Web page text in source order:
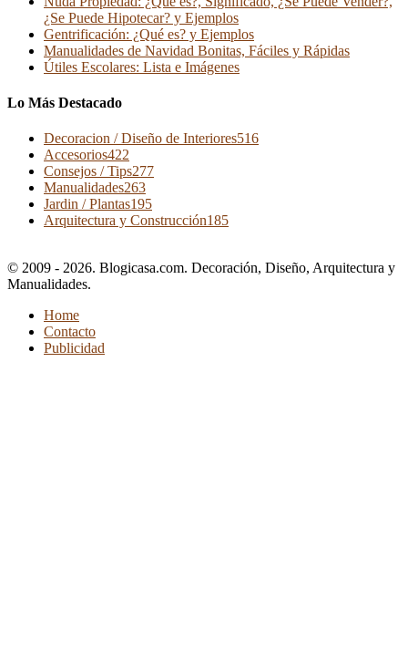
¿Se Puede Hipotecar? y Ejemplos
Gentrificación: ¿Qué es? y Ejemplos
Manualidades de Navidad Bonitas, Fáciles y Rápidas
Útiles Escolares: Lista e Imágenes
Lo Más Destacado
Decoracion / Diseño de Interiores516
Accesorios422
Consejos / Tips277
Manualidades263
Jardin / Plantas195
Arquitectura y Construcción185
© 2009 - 2026. Blogicasa.com. Decoración, Diseño, Arquitectura y
Manualidades.
Home
Contacto
Publicidad